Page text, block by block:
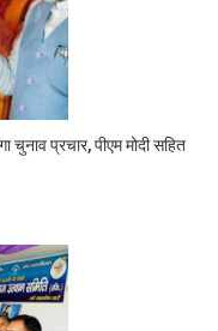
प्रचार, पीएम मोदी सहित